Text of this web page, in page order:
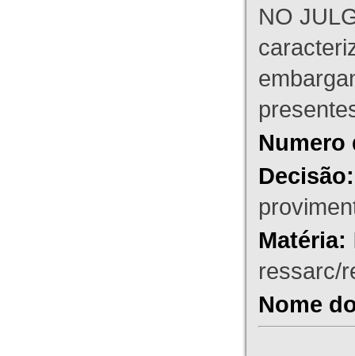
NO
Numero
Decisão:
Matéria:
ressarc/
Nome